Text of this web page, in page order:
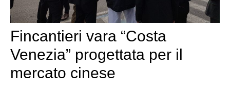
Fincantieri vara “Costa
Venezia” progettata per il
mercato cinese